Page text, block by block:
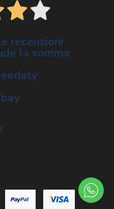
recensioni
la somma